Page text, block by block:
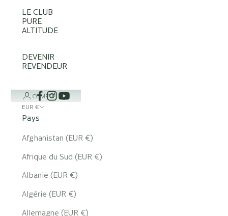
LE CLUB
PURE
ALTITUDE
DEVENIR
REVENDEUR
COMPTE
EUR €
Pays
Afghanistan (EUR €)
Afrique du Sud (EUR €)
Albanie (EUR €)
Algérie (EUR €)
Allemagne (EUR €)